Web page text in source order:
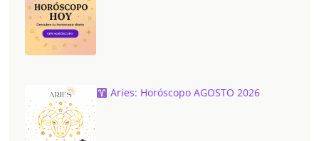
Aries: Horóscopo AGOSTO 2026